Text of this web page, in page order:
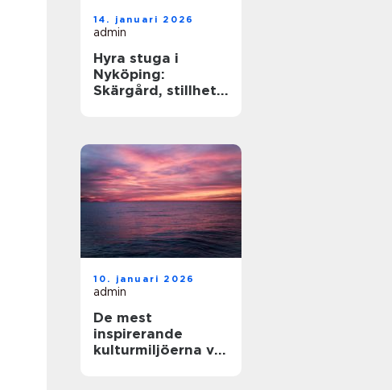
14. januari 2026
admin
Hyra stuga i
Nyköping:
Skärgård, stillhet
10. januari 2026
admin
De mest
inspirerande
kulturmiljöerna vid